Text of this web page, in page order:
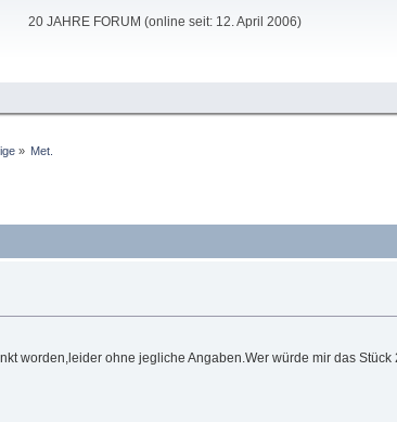
20 JAHRE FORUM (online seit: 12. April 2006)
» Met.
worden,leider ohne jegliche Angaben.Wer würde mir das